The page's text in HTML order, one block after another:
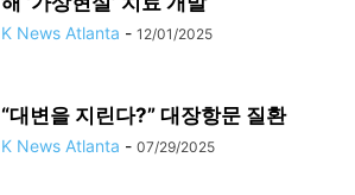
K News Atlanta - 12/01/2025
“대변을 지린다?” 대장항문 질환
K News Atlanta - 07/29/2025